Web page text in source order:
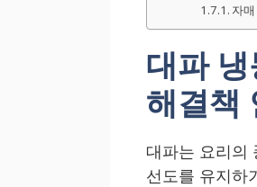
자
대파
해결책
대파는 요리의
선도를 유지하